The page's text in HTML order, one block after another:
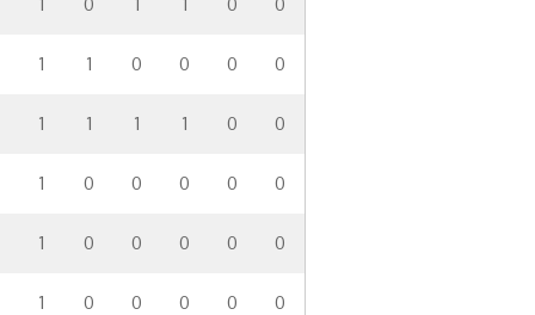
1 1 0 0 0 0
1 1 1 1 0 0
1 0 0 0 0 0
1 0 0 0 0 0
1 0 0 0 0 0